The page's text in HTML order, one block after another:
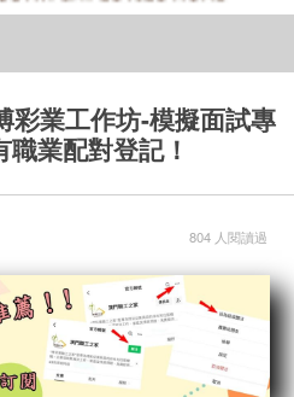
彩業工作坊-模擬面試專
業配對登記！
804 人閱讀過